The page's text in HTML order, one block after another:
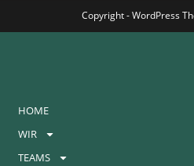
Copyright - WordPress
HOME
WIR
TEAMS